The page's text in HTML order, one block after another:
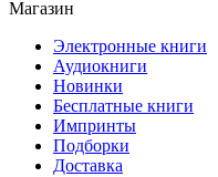
Магазин
Электронные книги
Аудиокниги
Новинки
Бесплатные книги
Импринты
Подборки
Доставка